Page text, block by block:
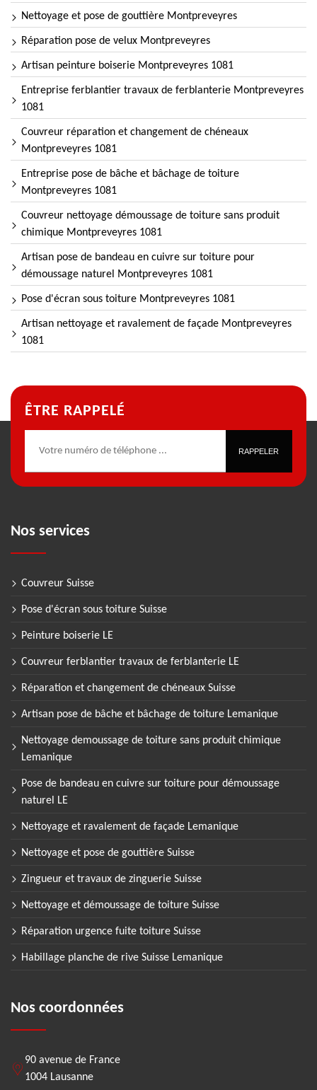
Nettoyage et pose de gouttière Montpreveyres
Réparation pose de velux Montpreveyres
Artisan peinture boiserie Montpreveyres 1081
Entreprise ferblantier travaux de ferblanterie Montpreveyres
1081
Couvreur réparation et changement de chéneaux
Montpreveyres 1081
Entreprise pose de bâche et bâchage de toiture
Montpreveyres 1081
Couvreur nettoyage démoussage de toiture sans produit
chimique Montpreveyres 1081
Artisan pose de bandeau en cuivre sur toiture pour
démoussage naturel Montpreveyres 1081
Pose d'écran sous toiture Montpreveyres 1081
Artisan nettoyage et ravalement de façade Montpreveyres
1081
ÊTRE RAPPELÉ
Nos services
Couvreur Suisse
Pose d'écran sous toiture Suisse
Peinture boiserie LE
Couvreur ferblantier travaux de ferblanterie LE
Réparation et changement de chéneaux Suisse
Artisan pose de bâche et bâchage de toiture Lemanique
Nettoyage demoussage de toiture sans produit chimique
Lemanique
Pose de bandeau en cuivre sur toiture pour démoussage
naturel LE
Nettoyage et ravalement de façade Lemanique
Nettoyage et pose de gouttière Suisse
Zingueur et travaux de zinguerie Suisse
Nettoyage et démoussage de toiture Suisse
Réparation urgence fuite toiture Suisse
Habillage planche de rive Suisse Lemanique
Nos coordonnées
90 avenue de France
1004 Lausanne